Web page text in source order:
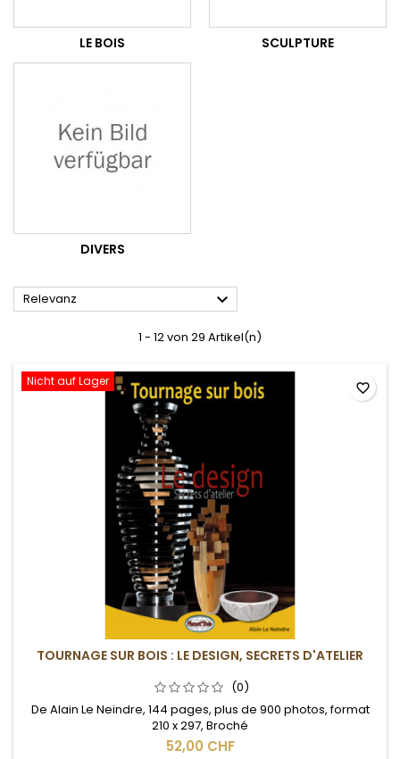
LE BOIS SCULPTURE
DIVERS
Relevanz 
1 - 12 von 29 Artikel(n)
Nicht auf Lager
TOURNAGE SUR BOIS : LE DESIGN, SECRETS D'ATELIER
(0)
De Alain Le Neindre, 144 pages, plus de 900 photos, format
210 x 297, Broché
52,00 CHF
favorite_border